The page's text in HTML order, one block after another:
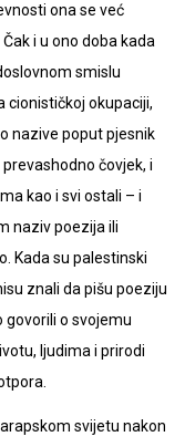
ona se već
i u ono doba kada
smislu
cionističkoj okupaciji,
nazive poput pjesnik
čovjek, i
kao i svi ostali – i
naziv poezija ili
Kada su palestinski
znali da pišu poeziju
govorili o svojemu
ljudima i prirodi
svijetu nakon